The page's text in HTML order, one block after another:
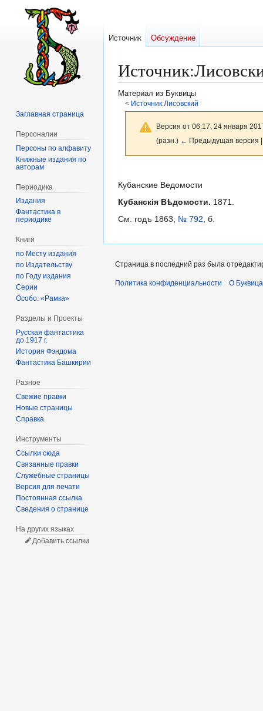
Источник:
Материал из Буквицы
< Источник:Лисовский
Версия от 06:17, 24 января
(разн.) ← Предыдущая версия
к
навигации
к
поиску
Кубанские Ведомости
Кубанскія Вѣдомости. 1871.
См. годъ 1863; № 792, б.
Источник Обсуждение
Заглавная страница
Персоналии
Персоны по алфавиту
Книжные издания по
авторам
Периодика
Издания
Фантастика в
периодике
Книги
по Месту издания
по Издательству
по Году издания
Серии
Особо: «Рамка»
Разделы и Проекты
Русская фантастика
до 1917 г.
История Фэндома
Фантастика Башкирии
Разное
Свежие правки
Новые страницы
Справка
Инструменты
Ссылки сюда
Связанные правки
Служебные страницы
Версия для печати
Постоянная ссылка
Сведения о странице
На других языках
Добавить ссылки
Страница в последний раз была
Политика конфиденциальности О Буквица